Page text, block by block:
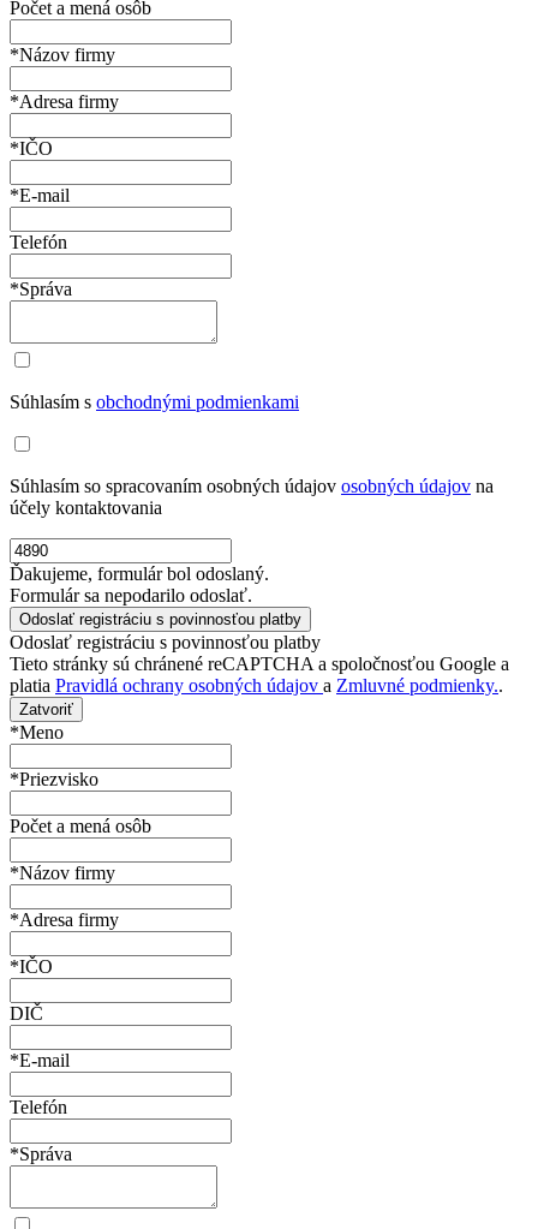
Počet a mená osôb
*Názov firmy
*Adresa firmy
*IČO
*E-mail
Telefón
*Správa
Súhlasím s obchodnými podmienkami
Súhlasím so spracovaním osobných údajov osobných údajov na
účely kontaktovania
Ďakujeme, formulár bol odoslaný.
Formulár sa nepodarilo odoslať.
Odoslať registráciu s povinnosťou platby
Tieto stránky sú chránené reCAPTCHA a spoločnosťou Google a
platia Pravidlá ochrany osobných údajov a Zmluvné podmienky..
Zatvoriť
*Meno
*Priezvisko
Počet a mená osôb
*Názov firmy
*Adresa firmy
*IČO
DIČ
*E-mail
Telefón
*Správa